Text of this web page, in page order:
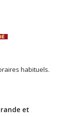
habituels.
et